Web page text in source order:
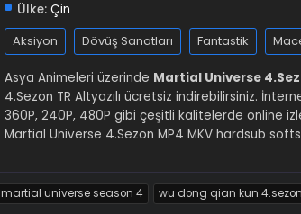
Ülke: Çin
Aksiyon Dövüş Sanatları Fantastik
Asya Animeleri üzerinde Martial Universe
4.Sezon TR Altyazılı ücretsiz indirebilirsiniz.
360P, 240P, 480P gibi çeşitli kalitelerde online
Martial Universe 4.Sezon MP4 MKV hardsub
martial universe season 4 wu dong qian kun 4.sezon